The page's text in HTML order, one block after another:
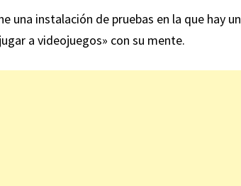
una instalación de pruebas en la que hay un
a videojuegos» con su mente.